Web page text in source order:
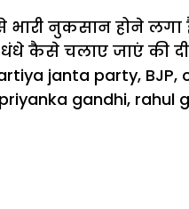
से भारी नुकसान होने
कैसे चलाए जाएं की दी
janta party, BJP,
priyanka gandhi, rahul